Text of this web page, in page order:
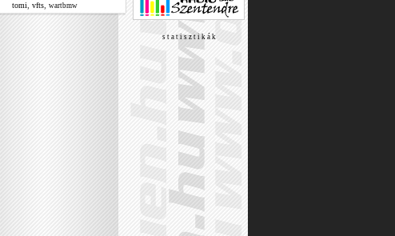
tomi
vfts wartbmw
s t a t i s z t i k á k